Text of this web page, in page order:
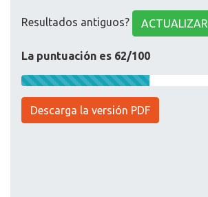
Resultados antiguos? ACTUALIZAR
La puntuación es 62/100
Descarga la versión PDF